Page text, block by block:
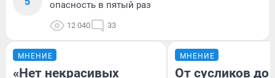
опасность в пятый раз
12 040 33
МНЕНИЕ
«Нет некрасивых
МНЕНИЕ
От сусликов до